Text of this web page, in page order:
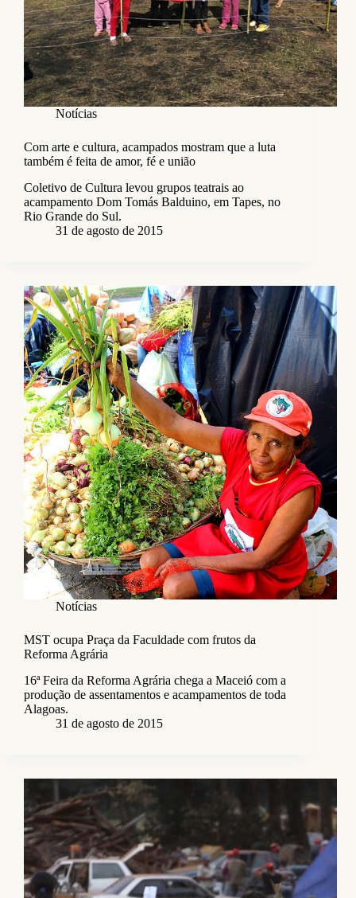
Notícias
Com arte e cultura, acampados mostram que a luta
também é feita de amor, fé e união
Coletivo de Cultura levou grupos teatrais ao
acampamento Dom Tomás Balduino, em Tapes, no
Rio Grande do Sul.
31 de agosto de 2015
Notícias
MST ocupa Praça da Faculdade com frutos da
Reforma Agrária
16ª Feira da Reforma Agrária chega a Maceió com a
produção de assentamentos e acampamentos de toda
Alagoas.
31 de agosto de 2015